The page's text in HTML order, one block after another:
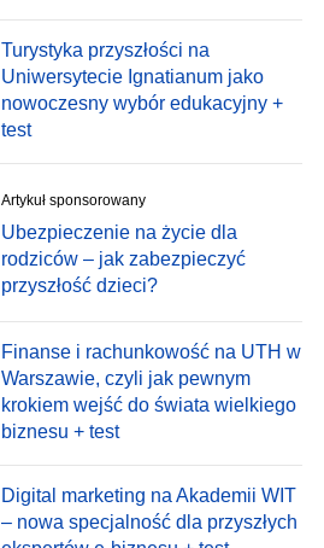
Turystyka przyszłości na
Uniwersytecie Ignatianum jako
nowoczesny wybór edukacyjny +
test
Artykuł sponsorowany
Ubezpieczenie na życie dla
rodziców – jak zabezpieczyć
przyszłość dzieci?
Finanse i rachunkowość na UTH w
Warszawie, czyli jak pewnym
krokiem wejść do świata wielkiego
biznesu + test
Digital marketing na Akademii WIT
– nowa specjalność dla przyszłych